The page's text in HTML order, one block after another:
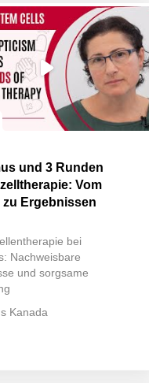
und 3 Runden
Vom
zu Ergebnissen
bei
Nachweisbare
und sorgsame
Kanada